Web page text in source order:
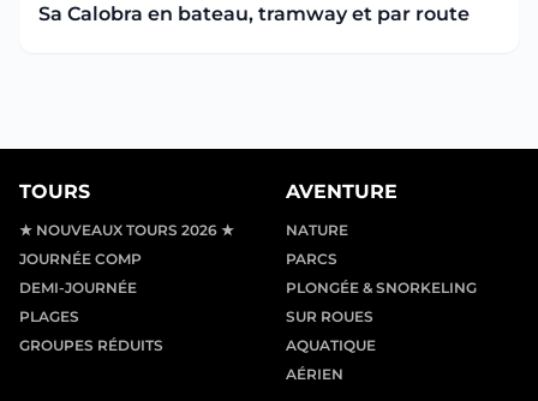
Sa Calobra en bateau, tramway et par route
TOURS
★ NOUVEAUX TOURS 2026 ★
JOURNÉE COMP
DEMI-JOURNÉE
PLAGES
GROUPES RÉDUITS
AVENTURE
NATURE
PARCS
PLONGÉE & SNORKELING
SUR ROUES
AQUATIQUE
AÉRIEN